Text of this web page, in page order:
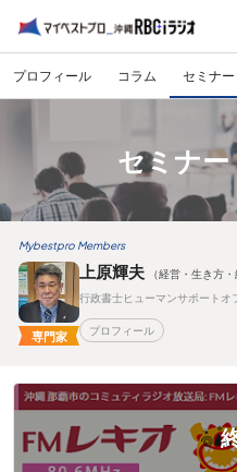
プロフィール コラム セミナ
セミナ
Mybestpro Members
専門家
上原輝夫
（経営・生き方
行政書士ヒューマンサポートオ
プロフィール